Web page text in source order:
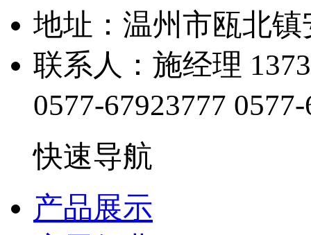
地址：温州市瓯北
联系人：施经理
0577-67923777
快速导航
产品展示